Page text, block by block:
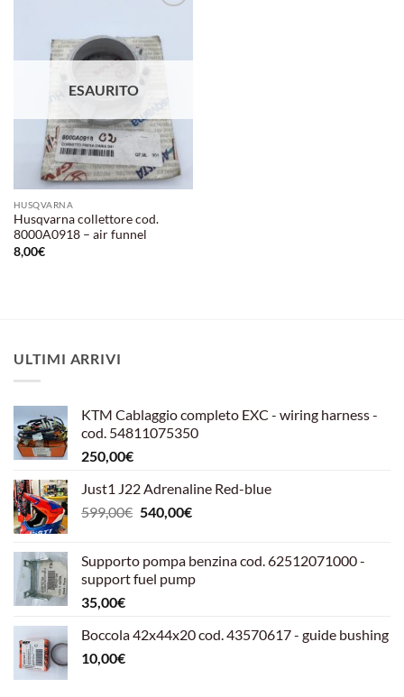
dei
desideri
ESAURITO
HUSQVARNA
Husqvarna collettore cod.
8000A0918 – air funnel
8,00€
ULTIMI ARRIVI
KTM Cablaggio completo EXC - wiring harness -
cod. 54811075350
250,00€
Just1 J22 Adrenaline Red-blue
599,00€ Il
era:
599,00€.
540,00€Il
è:
540,00€.
Supporto pompa benzina cod. 62512071000 -
support fuel pump
35,00€
Boccola 42x44x20 cod. 43570617 - guide bushing
10,00€